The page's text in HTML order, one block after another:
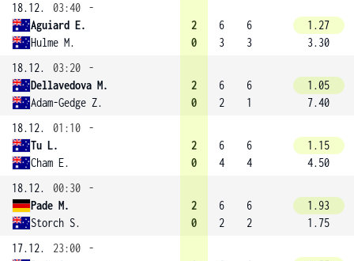
18.12.
03:40
-
Aguiard E.
Hulme M.
2
0
6
3
6
3
1.27
3.30
18.12.
03:20
-
Dellavedova M.
Adam-Gedge Z.
2
0
6
2
6
1
1.05
7.40
18.12.
01:10
-
Tu L.
Cham E.
2
0
6
4
6
4
1.15
4.50
18.12.
00:30
-
Pade M.
Storch S.
2
0
6
2
6
2
1.93
1.75
17.12.
23:00
-